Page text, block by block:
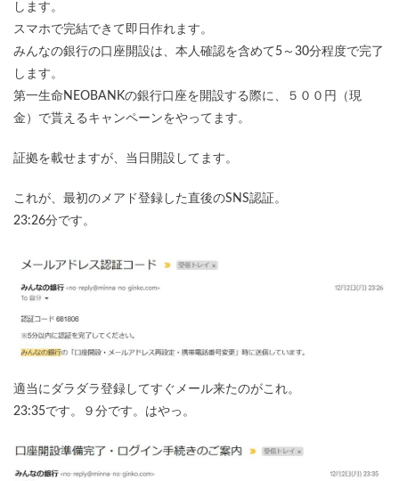
します。
スマホで完結できて即日作れます。
みんなの銀行の口座開設は、本人確認を含めて5～30分程度で完了
します。
第一生命NEOBANKの銀行口座を開設する際に、５００円（現
金）で貰えるキャンペーンをやってます。
証拠を載せますが、当日開設してます。
これが、最初のメアド登録した直後のSNS認証。
23:26分です。
適当にダラダラ登録してすぐメール来たのがこれ。
23:35です。９分です。はやっ。